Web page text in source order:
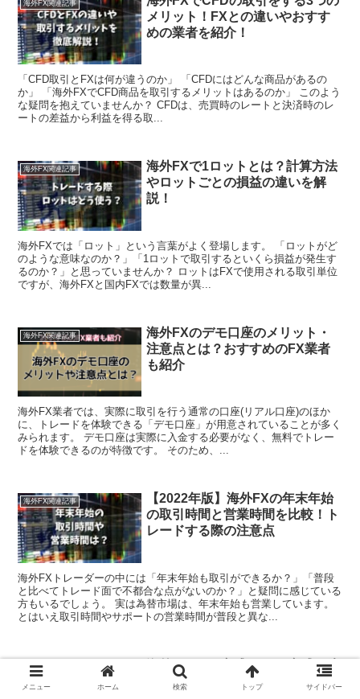
海外FX関連記事
メリット！FXとの違いやおすす
めの業者を紹介！
「CFD取引とFXは何が違うのか」 「CFDにはどんな商品があるの
か」 「海外FXでCFD商品を取引するメリットはあるのか」 このよう
な疑問を抱えていませんか？ CFDは、売買時のレートと決済時のレ
ートの差益から利益を得る取...
海外FX関連記事
海外FXで1ロットとは？計算方法
やロットごとの損益の違いを解
説！
海外FXでは「ロット」という言葉がよく登場します。 「ロットがど
のような意味なのか？」「1ロットで取引するといくら損益が発生す
るのか？」と思っていませんか？ ロットはFXで使用される取引単位
ですが、海外FXと国内FXでは数量が異...
海外FX関連記事
海外FXのデモ口座のメリット・
注意点とは？おすすめのFX業者
も紹介
海外FX業者では、実際に取引を行う通常の口座(リアル口座)のほか
に、トレードを体験できる「デモ口座」が用意されていることが多く
みられます。 デモ口座は実際に入金する必要がなく、無料でトレー
ドを体験できるのが特徴です。 そのため、...
海外FX関連記事
【2022年版】海外FXの年末年始
の取引時間と営業時間を比較！ト
レードする際の注意点
海外FXトレーダーの中には「年末年始も取引ができるか？」「普段
と比べてトレード面で不都合な点がないのか？」と疑問に感じている
方もいるでしょう。 実は為替市場は、年末年始も営業しています。
とはいえ取引時間やサポートの営業時間が普段と異な...
海外FX関連記事
海外FXのDD方式・NDD方式の違
いとは？メリット・デメリットを
メニュー ホーム 検索 トップ サイドバー